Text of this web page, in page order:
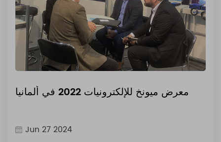
معرض ميونخ للإلكترونيات 2022 في ألمانيا
Jun 27 2024